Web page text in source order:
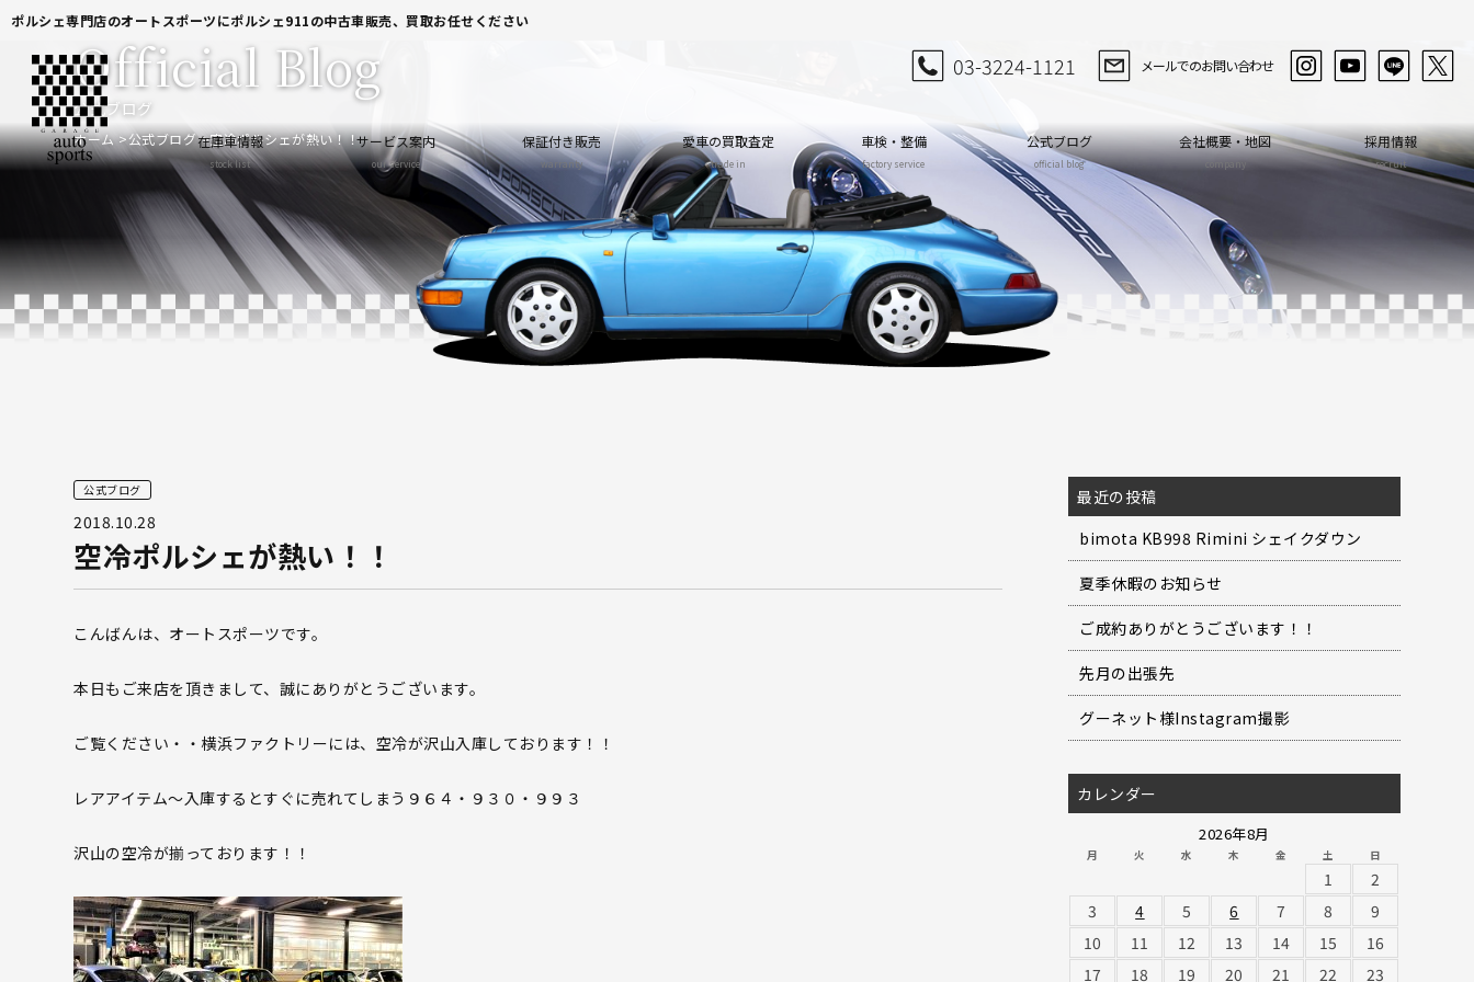
ポルシェ専門店のオートスポーツにポルシェ911の中古車販売、買取お任せください
在庫車情報
stock list
サービス案内
our service
保証付き販売
warranty
愛車の買取査定
trade in
車検・整備
factory service
公式ブログ
official blog
会社概要・地図
company
採用情報
recruit
公式ブログ
Official Blog
ホーム 公式ブログ 空冷ポルシェが熱い！！
公式ブログ
2018.10.28
空冷ポルシェが熱い！！
こんばんは、オートスポーツです。
本日もご来店を頂きまして、誠にありがとうございます。
ご覧ください・・横浜ファクトリーには、空冷が沢山入庫しております！！
レアアイテム～入庫するとすぐに売れてしまう９６４・９３０・９９３
沢山の空冷が揃っております！！
最近の投稿
bimota KB998 Rimini シェイクダウン
夏季休暇のお知らせ
ご成約ありがとうございます！！
先月の出張先
グーネット様Instagram撮影
カレンダー
2026年8月
月 火 水 木 金 土 日
1
2
3
4 5 6 7 8
9
10
11 12 13 14 15
16
17
18 19 20 21 22
23
03-3224-1121 メールでのお問い合わせ